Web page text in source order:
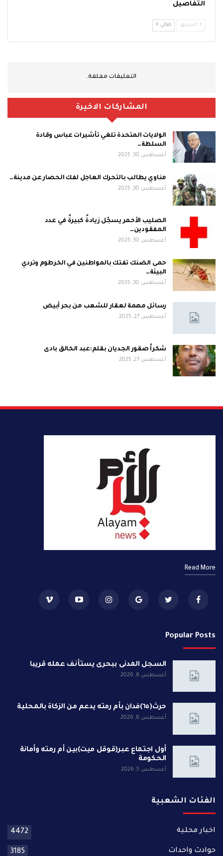
التفاصيل
السابق التالي
التعليقات مغلقة.
المشاركات الاخيرة
الولايات المتحدة تلغي تأشيرات عباس وقادة
السلطة…
أغسطس 30, 2025
مناوي يطالب بالتحرك العاجل لفك الحصار عن مدينة…
أغسطس 30, 2025
الصليب الأحمر يسجّل زيادةً كبيرةً في عدد
المفقودين…
أغسطس 30, 2025
حمى الضنك تفتك بالمواطنين في الخرطوم وتردي
البيئة…
أغسطس 30, 2025
رسائل مهمة لعقار للشعب من بحر أبيض
أغسطس 27, 2025
شكراً صقور الجديان بقلم:عبد الخالق بادى
أغسطس 27, 2025
Read More
Popular Posts
السجل المدنى ببحرى يستأنف عمله قريبا
أغسطس 6, 2026
حرث(٦٥)فدان بأم رمته يدعم من الزكاة بالمحلية
أغسطس 6, 2026
أول اجتماع عبر(قوقل ميت)بين أم رمته وأمانة
الحكومة
أغسطس 5, 2026
الفئات الشعبية
اخبار محلية 4472
حوادث واحداث 3185